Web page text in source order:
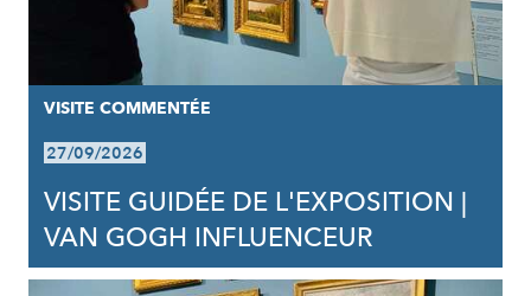
VISITE COMMENTÉE
27/09/2026
VISITE GUIDÉE DE L'EXPOSITION |
VAN GOGH INFLUENCEUR